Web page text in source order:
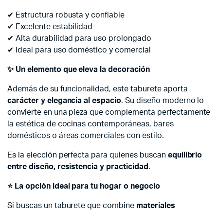
✔ Estructura robusta y confiable
✔ Excelente estabilidad
✔ Alta durabilidad para uso prolongado
✔ Ideal para uso doméstico y comercial
✨Un elemento que eleva la decoración
Además de su funcionalidad, este taburete aporta
carácter y elegancia al espacio. Su diseño moderno lo
convierte en una pieza que complementa perfectamente
la estética de cocinas contemporáneas, bares
domésticos o áreas comerciales con estilo.
Es la elección perfecta para quienes buscan equilibrio
entre diseño, resistencia y practicidad .
⭐La opción ideal para tu hogar o negocio
Si buscas un taburete que combine materiales